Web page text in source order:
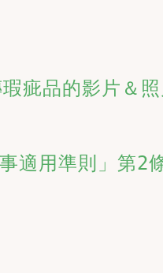
疵品的影片＆
適用準則」第2